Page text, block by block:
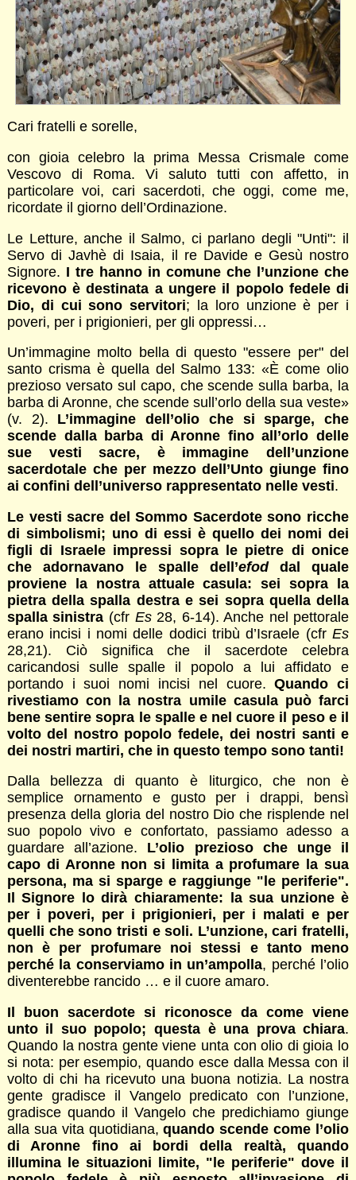
Cari fratelli e sorelle,
con gioia celebro la prima Messa Crismale come
Vescovo di Roma. Vi saluto tutti con affetto, in
particolare voi, cari sacerdoti, che oggi, come me,
ricordate il giorno dell’Ordinazione.
Le Letture, anche il Salmo, ci parlano degli "Unti": il
Servo di Javhè di Isaia, il re Davide e Gesù nostro
Signore. I tre hanno in comune che l’unzione che
ricevono è destinata a ungere il popolo fedele di
Dio, di cui sono servitori; la loro unzione è per i
poveri, per i prigionieri, per gli oppressi…
Un’immagine molto bella di questo "essere per" del
santo crisma è quella del Salmo 133: «È come olio
prezioso versato sul capo, che scende sulla barba, la
barba di Aronne, che scende sull’orlo della sua veste»
(v. 2). L’immagine dell’olio che si sparge, che
scende dalla barba di Aronne fino all’orlo delle
sue vesti sacre, è immagine dell’unzione
sacerdotale che per mezzo dell’Unto giunge fino
ai confini dell’universo rappresentato nelle vesti.
Le vesti sacre del Sommo Sacerdote sono ricche
di simbolismi; uno di essi è quello dei nomi dei
figli di Israele impressi sopra le pietre di onice
che adornavano le spalle dell’efoddal quale
proviene la nostra attuale casula: sei sopra la
pietra della spalla destra e sei sopra quella della
spalla sinistra (cfr Es28, 6-14). Anche nel pettorale
erano incisi i nomi delle dodici tribù d’Israele (cfrEs
28,21). Ciò significa che il sacerdote celebra
caricandosi sulle spalle il popolo a lui affidato e
portando i suoi nomi incisi nel cuore.Quando ci
rivestiamo con la nostra umile casula può farci
bene sentire sopra le spalle e nel cuore il peso e il
volto del nostro popolo fedele, dei nostri santi e
dei nostri martiri, che in questo tempo sono tanti!
Dalla bellezza di quanto è liturgico, che non è
semplice ornamento e gusto per i drappi, bensì
presenza della gloria del nostro Dio che risplende nel
suo popolo vivo e confortato, passiamo adesso a
guardare all’azione. L’olio prezioso che unge il
capo di Aronne non si limita a profumare la sua
persona, ma si sparge e raggiunge "le periferie".
Il Signore lo dirà chiaramente: la sua unzione è
per i poveri, per i prigionieri, per i malati e per
quelli che sono tristi e soli. L’unzione, cari fratelli,
non è per profumare noi stessi e tanto meno
perché la conserviamo in un’ampolla, perché l’olio
diventerebbe rancido … e il cuore amaro.
Il buon sacerdote si riconosce da come viene
unto il suo popolo; questa è una prova chiara.
Quando la nostra gente viene unta con olio di gioia lo
si nota: per esempio, quando esce dalla Messa con il
volto di chi ha ricevuto una buona notizia. La nostra
gente gradisce il Vangelo predicato con l’unzione,
gradisce quando il Vangelo che predichiamo giunge
alla sua vita quotidiana,quando scende come l’olio
di Aronne fino ai bordi della realtà, quando
illumina le situazioni limite, "le periferie" dove il